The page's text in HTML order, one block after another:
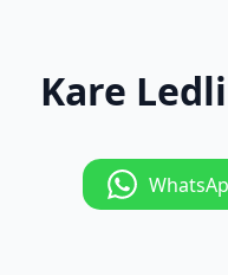
Kare